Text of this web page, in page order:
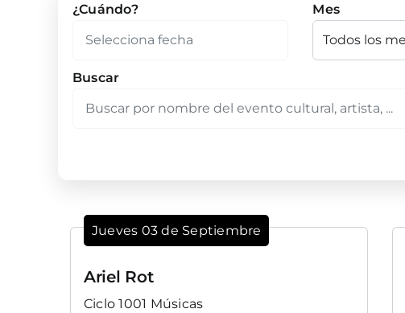
¿Cuándo? Mes
Buscar
Jueves 03 de Septiembre
Ariel Rot
Ciclo 1001 Músicas